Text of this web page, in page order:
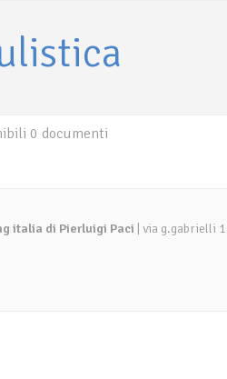
0 documenti
italia di Pierluigi Paci | via g.gabrielli